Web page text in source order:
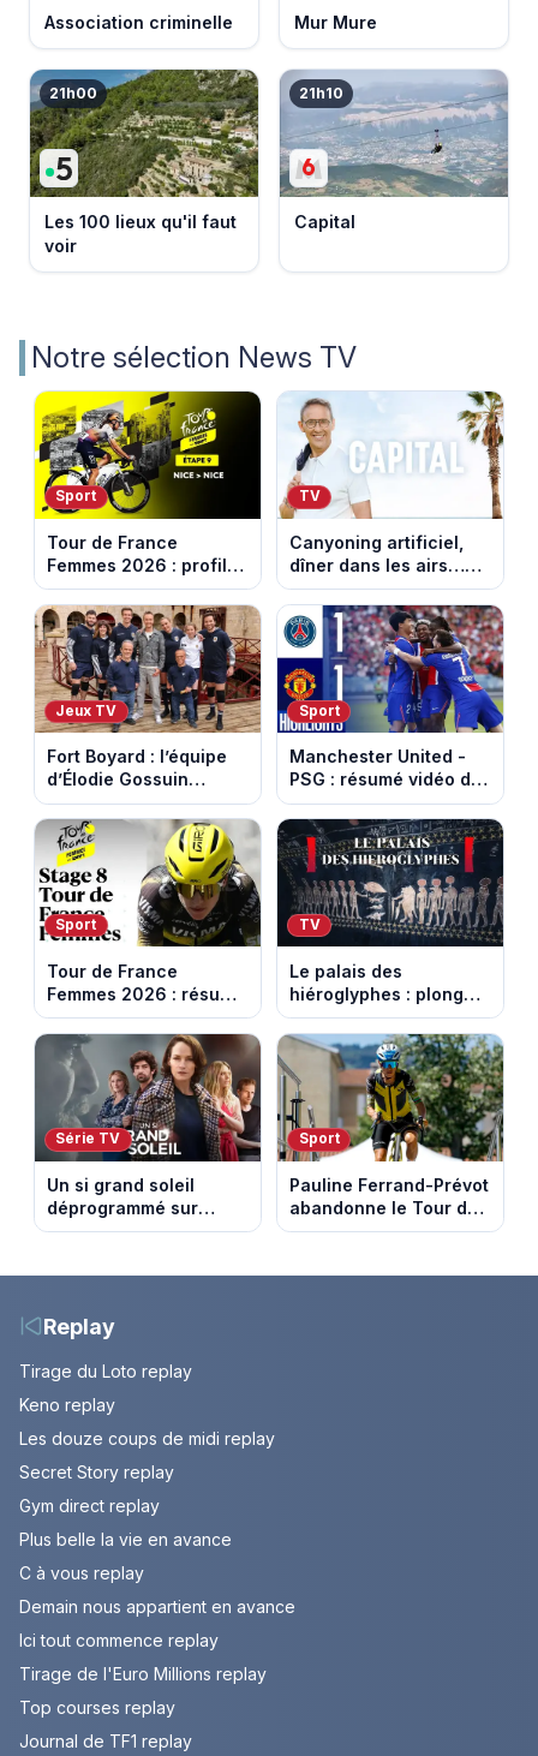
Association criminelle Mur Mure
21h00
Les 100 lieux qu'il faut
voir
21h10
Capital
Notre sélection News TV
Sport
Tour de France
Femmes 2026 : profil
et horaires de la
dernière étape à Nice
TV
Canyoning artificiel,
dîner dans les airs…
les loisirs les plus fous
passés au crible dans
Capital
Jeux TV
Fort Boyard : l’équipe
d’Élodie Gossuin
termine avec une belle
somme pour l'Unicef et
le Refuge
Sport
Manchester United -
PSG : résumé vidéo du
match amical du 8 août
2026
Sport
Tour de France
Femmes 2026 : résumé
vidéo de la 9e étape
entre Sisteron et Nice
TV
Le palais des
hiéroglyphes : plongez
dans la tombe
égyptienne qui fascine
les archéologues
Série TV
Un si grand soleil
déprogrammé sur
France 3 : cinq
diffusés le 13 août
Sport
Pauline Ferrand-Prévot
abandonne le Tour de
France Femmes avant
Replay
Tirage du Loto replay
Keno replay
Les douze coups de midi replay
Secret Story replay
Gym direct replay
Plus belle la vie en avance
C à vous replay
Demain nous appartient en avance
Ici tout commence replay
Tirage de l'Euro Millions replay
Top courses replay
Journal de TF1 replay